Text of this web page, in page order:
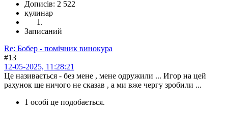
Дописів: 2 522
кулинар
Записаний
Re: Бобер - помічник винокура
#13
12-05-2025, 11:28:21
Це називається - без мене , мене одружили ... Игор на цей
рахунок ще ничого не сказав , а ми вже чергу зробили ...
1 особі це подобається.